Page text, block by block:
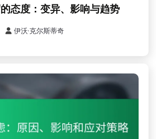
态度：变异、影响与趋势
伊沃·克尔斯蒂奇